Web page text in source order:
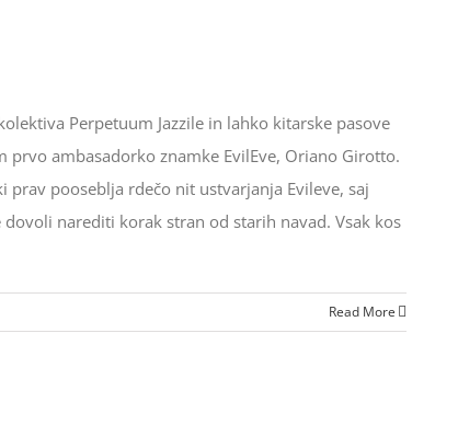
Perpetuum Jazzile in lahko kitarske pasove
prvo ambasadorko znamke EvilEve, Oriano Girotto.
pooseblja rdečo nit ustvarjanja Evileve, saj
narediti korak stran od starih navad. Vsak kos
Read More